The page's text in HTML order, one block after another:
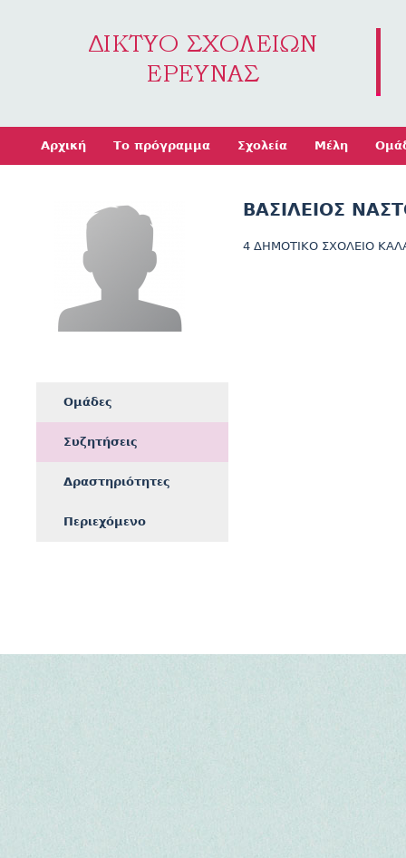
Αρχική Το πρόγραμμα Σχολεία Μέλη
ΒΑΣΙΛΕΙΟΣ
4 ΔΗΜΟΤΙΚΟ ΣΧΟΛΕΙΟ
Ομάδες
Συζητήσεις
Δραστηριότητες
Περιεχόμενο